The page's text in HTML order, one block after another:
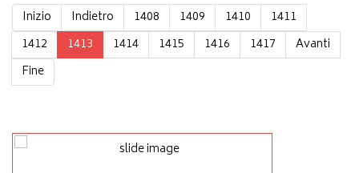
Inizio Indietro 1408 1409 1410
1411
1412
1413 1414 1415 1416 1417
Avanti
Fine